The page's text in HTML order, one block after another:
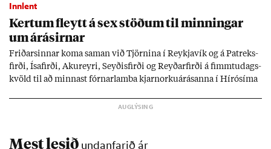
Innlent
Kert­um fleytt á sex stöð­um til minn­ing­ar
um árás­irn­ar
Frið­arsinn­ar koma sam­an við Tjörn­ina í Reykja­vík og á Pat­reks­
firði, Ísa­firði, Ak­ur­eyri, Seyð­is­firði og Reyð­ar­firði á fimmtu­dags­
kvöld til að minn­ast fórn­ar­lamba kjarn­orku­árás­anna í Hírósíma
Mest lesið undanfarið ár